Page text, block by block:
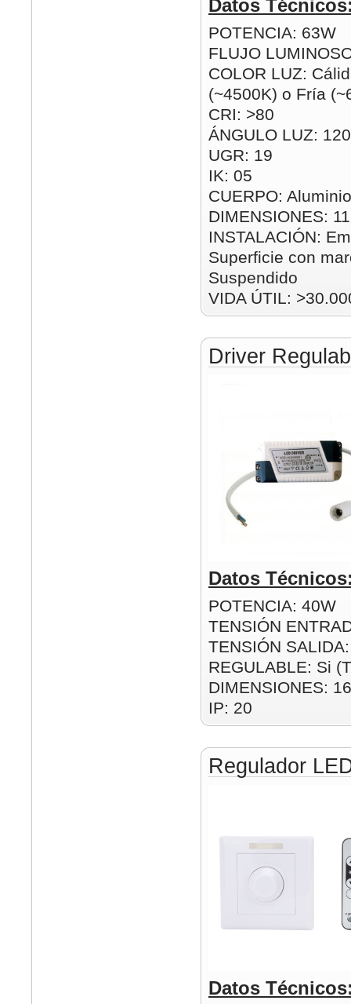
Datos
POTENCIA: 63W
FLUJO
COLOR LUZ:
(~4500K) o Fría
CRI: >80
ÁNGULO LUZ:
UGR: 19
IK: 05
CUERPO:
DIMENSIONES:
INSTALACIÓN:
Superficie con
Suspendido
VIDA ÚTIL:
Driver
Datos
POTENCIA: 40W
TENSIÓN
TENSIÓN
REGULABLE: Si
DIMENSIONES:
IP: 20
Regulador
Datos